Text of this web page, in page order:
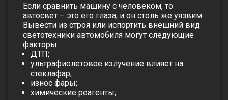
Если сравнить машину с человеком, то
автосвет – это его глаза, и он столь же уязвим.
Вывести из строя или испортить внешний вид
светотехники автомобиля могут следующие
факторы:
ДТП;
ультрафиолетовое излучение влияет на
стеклафар;
износ фары;
химические реагенты;